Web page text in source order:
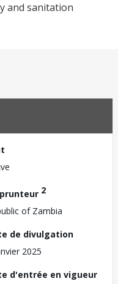
and sanitation
2
of Zambia
de divulgation
2025
d'entrée en vigueur